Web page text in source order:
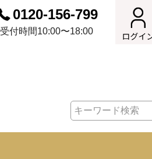
0120-156-799
受付時間10:00〜18:00